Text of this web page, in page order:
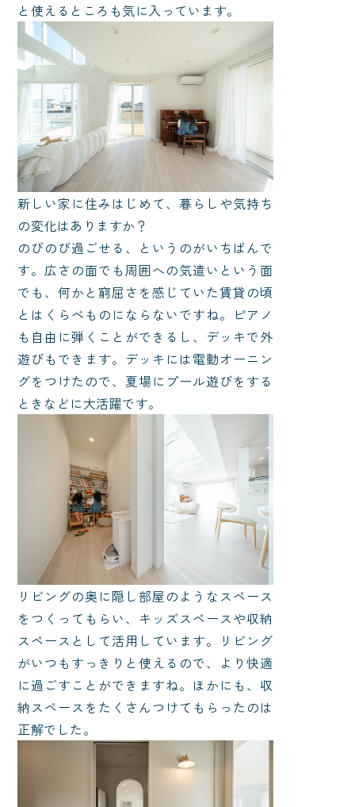
と使えるところも気に入っています。
新しい家に住みはじめて、暮らしや気持ち
の変化はありますか？
のびのび過ごせる、というのがいちばんで
す。広さの面でも周囲への気遣いという面
でも、何かと窮屈さを感じていた賃貸の頃
とはくらべものにならないですね。ピアノ
も自由に弾くことができるし、デッキで外
遊びもできます。デッキには電動オーニン
グをつけたので、夏場にプール遊びをする
ときなどに大活躍です。
リビングの奥に隠し部屋のようなスペース
をつくってもらい、キッズスペースや収納
スペースとして活用しています。リビング
がいつもすっきりと使えるので、より快適
に過ごすことができますね。ほかにも、収
納スペースをたくさんつけてもらったのは
正解でした。